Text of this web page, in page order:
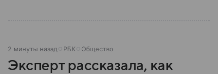
2 минуты назад РБК Общество
Эксперт рассказала, как